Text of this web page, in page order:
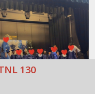
130